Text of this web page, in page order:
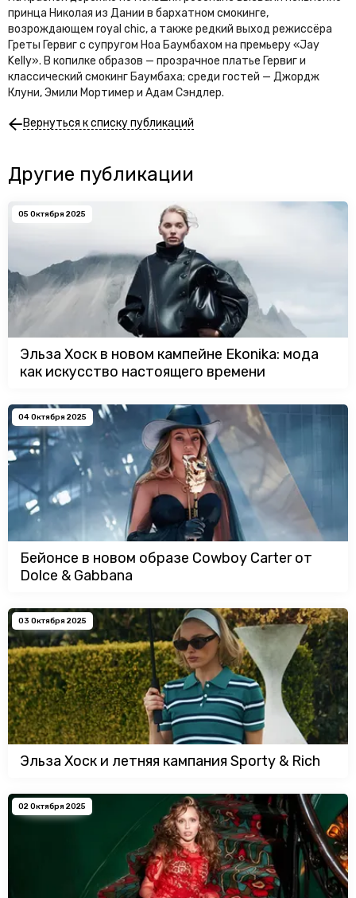
принца Николая из Дании в бархатном смокинге,
возрождающем royal chic, а также редкий выход режиссёра
Греты Гервиг с супругом Ноа Баумбахом на премьеру «Jay
Kelly». В копилке образов — прозрачное платье Гервиг и
классический смокинг Баумбаха; среди гостей — Джордж
Клуни, Эмили Мортимер и Адам Сэндлер.
Вернуться к списку публикаций
Другие публикации
05 Октября 2025
Эльза Хоск в новом кампейне Ekonika: мода
как искусство настоящего времени
04 Октября 2025
Бейонсе в новом образе Cowboy Carter от
Dolce & Gabbana
03 Октября 2025
Эльза Хоск и летняя кампания Sporty & Rich
02 Октября 2025